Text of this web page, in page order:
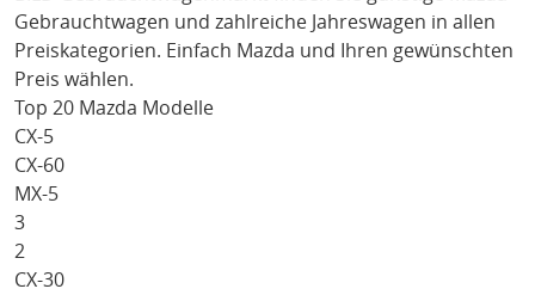
Gebrauchtwagen und zahlreiche Jahreswagen in allen
Preiskategorien. Einfach Mazda und Ihren gewünschten
Preis wählen.
Top 20 Mazda Modelle
CX-5
CX-60
MX-5
3
2
CX-30